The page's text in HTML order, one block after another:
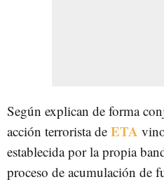
Según explican de forma
acción terrorista de ETA
establecida por la propia
proceso de acumulación de